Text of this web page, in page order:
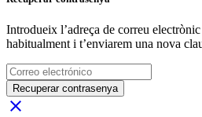
Introdueix l’adreça de correu
habitualment i t’enviarem una nova
Recuperar contrasenya
close